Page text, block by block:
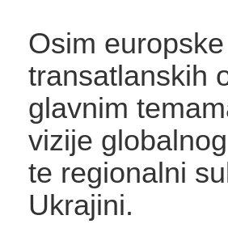
Osim
transatlanskih
glavnim
vizije
te regionalni
Ukrajini.